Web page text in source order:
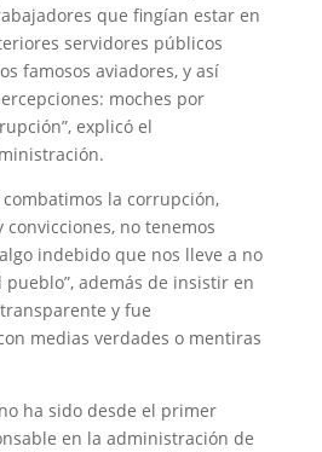
que fingían estar en
servidores públicos
famosos aviadores, y así
moches por
explicó el
la corrupción,
no tenemos
indebido que nos lleve a no
además de insistir en
y fue
medias verdades o mentiras
ha sido desde el primer
en la administración de